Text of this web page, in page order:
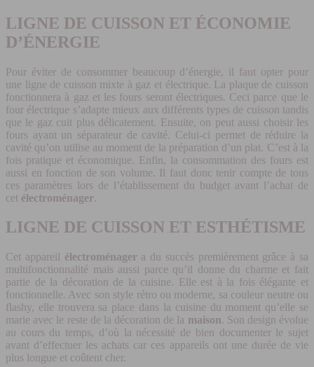
LIGNE DE CUISSON ET ÉCONOMIE
D’ÉNERGIE
Pour éviter de consommer beaucoup d’énergie, il faut opter pour
une ligne de cuisson mixte à gaz et électrique. La plaque de cuisson
fonctionnera à gaz et les fours seront électriques. Ceci parce que le
four électrique s’adapte mieux aux différents types de cuisson tandis
que le gaz cuit plus délicatement. Ensuite, on peut aussi choisir les
fours ayant un séparateur de cavité. Celui-ci permet de réduire la
cavité qu’on utilise au moment de la préparation d’un plat. C’est à la
fois pratique et économique. Enfin, la consommation des fours est
aussi en fonction de son volume. Il faut donc tenir compte de tous
ces paramètres lors de l’établissement du budget avant l’achat de
cet électroménager.
LIGNE DE CUISSON ET ESTHÉTISME
Cet appareil électroménagera du succès premièrement grâce à sa
multifonctionnalité mais aussi parce qu’il donne du charme et fait
partie de la décoration de la cuisine. Elle est à la fois élégante et
fonctionnelle. Avec son style rétro ou moderne, sa couleur neutre ou
flashy, elle trouvera sa place dans la cuisine du moment qu’elle se
marie avec le reste de la décoration de la maison. Son design évolue
au cours du temps, d’où la nécessité de bien documenter le sujet
avant d’effectuer les achats car ces appareils ont une durée de vie
plus longue et coûtent cher.